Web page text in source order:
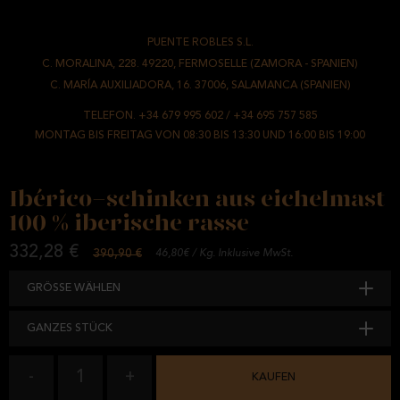
Ibérico-schinken aus eichelmast
100 % iberische rasse
332,28 € 390,90 € 46,80€ / Kg. Inklusive MwSt.
GRÖSSE WÄHLEN
GANZES STÜCK
1
- + KAUFEN
PUENTE ROBLES S.L.
C. MORALINA, 228. 49220, FERMOSELLE (ZAMORA - SPANIEN)
C. MARÍA AUXILIADORA, 16. 37006, SALAMANCA (SPANIEN)
TELEFON. +34 679 995 602/ +34 695 757 585
MONTAG BIS FREITAG VON 08:30 BIS 13:30 UND 16:00 BIS 19:00